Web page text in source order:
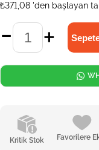
₺371,08 'den başlayan
Kritik Stok Favorilere